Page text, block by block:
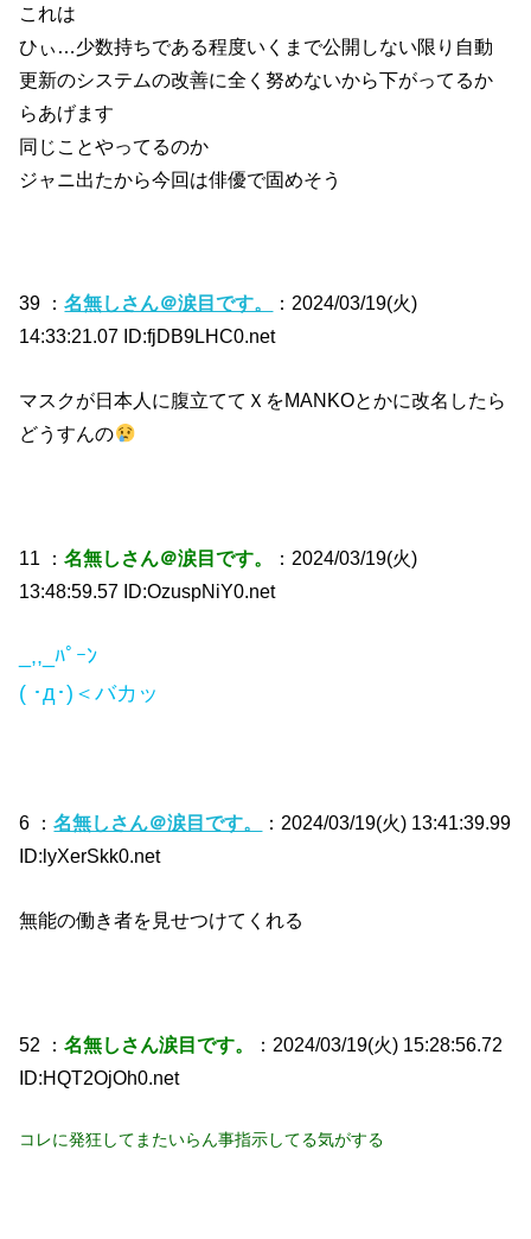
これは
ひぃ…少数持ちである程度いくまで公開しない限り自動
更新のシステムの改善に全く努めないから下がってるか
らあげます
同じことやってるのか
ジャニ出たから今回は俳優で固めそう
39 ：名無しさん＠涙目です。
：2024/03/19(火)
14:33:21.07 ID:fjDB9LHC0.net
マスクが日本人に腹立ててＸをMANKOとかに改名したら
どうすんの
11 ：名無しさん＠涙目です。
：2024/03/19(火)
13:48:59.57 ID:OzuspNiY0.net
_,,_ﾊﾟｰﾝ
( ･д･)＜バカッ
6 ：名無しさん＠涙目です。
：2024/03/19(火) 13:41:39.99
ID:lyXerSkk0.net
無能の働き者を見せつけてくれる
52 ：名無しさん涙目です。
：2024/03/19(火) 15:28:56.72
ID:HQT2OjOh0.net
コレに発狂してまたいらん事指示してる気がする